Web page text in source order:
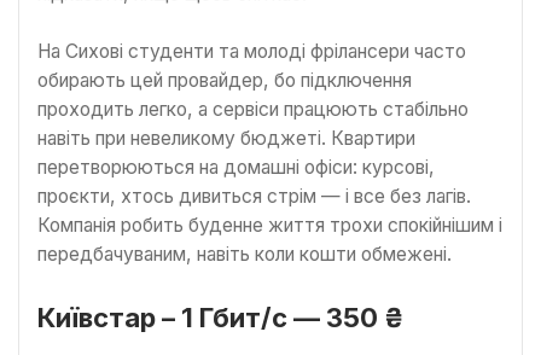
На Сихові студенти та молоді фрілансери часто
обирають цей провайдер, бо підключення
проходить легко, а сервіси працюють стабільно
навіть при невеликому бюджеті. Квартири
перетворюються на домашні офіси: курсові,
проєкти, хтось дивиться стрім — і все без лагів.
Компанія робить буденне життя трохи спокійнішим і
передбачуваним, навіть коли кошти обмежені.
Київстар – 1 Гбит/с — 350 ₴